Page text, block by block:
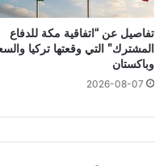
تفاصيل عن “اتفاقية مكة للدفاع
المشترك” التي وقعتها تركيا
وباكستان
2026-08-07